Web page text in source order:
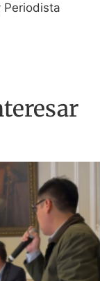
Periodista